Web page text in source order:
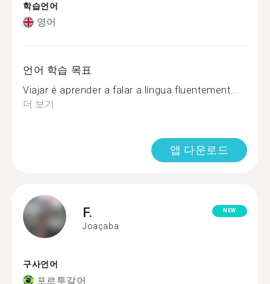
학습언어
영어
언어 학습 목표
Viajar é aprender a falar a língua fluentement...
더 보기
앱 다운로드
F.
Joaçaba
NEW
구사언어
포르투갈어